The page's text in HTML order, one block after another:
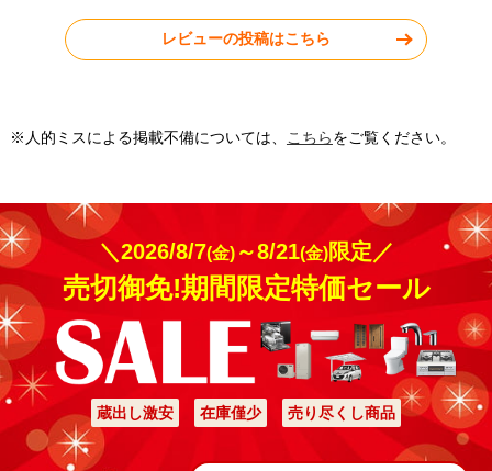
工事実績をもっと見る
レビューの投稿はこちら
※人的ミスによる掲載不備については、 こちらをご覧ください。
＼2026/8/7(金)～8/21(金)限定／
売切御免!期間限定特価セール
蔵出し激安 在庫僅少 売り尽くし商品